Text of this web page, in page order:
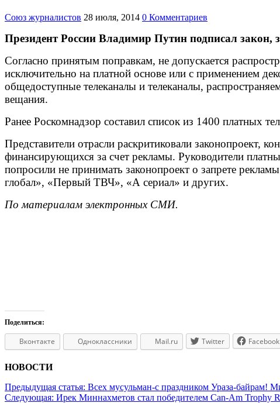
Союз журналистов 28 июля, 2014 0 Комментариев
Президент России Владимир Путин подписал закон,
Согласно принятым поправкам, не допускается
исключительно на платной основе или с применением
общедоступные телеканалы и телеканалы,
вещания.
Ранее Роскомнадзор составил список из 1400 платных
Представители отрасли раскритиковали законопроект,
финансирующихся за счет рекламы. Руководители
попросили не принимать законопроект о запрете
глобал», «Первый ТВЧ», «А сериал» и других.
По материалам электронных СМИ.
Поделиться:
Вконтакте Одноклассники Mail.ru Twitter Facebook
НОВОСТИ
Предыдущая статья: Всех мусульман-с праздником Ураза-байрам!
Следующая: Ирек Миннахметов стал победителем Can-Am Trophy